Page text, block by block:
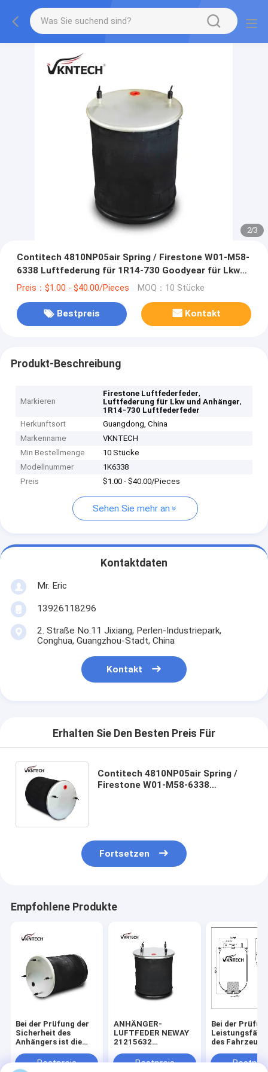
2/3
Contitech 4810NP05air Spring / Firestone W01-M58-
6338 Luftfederung für 1R14-730 Goodyear für Lkw
und Anhänger
Preis：$1.00 - $40.00/Pieces MOQ：10 Stücke
Bestpreis Kontakt
Produkt-Beschreibung
Markieren
Firestone Luftfederfeder,
Luftfederung für Lkw und Anhänger,
1R14-730 Luftfederfeder
Herkunftsort
Guangdong, China
Markenname
VKNTECH
Min Bestellmenge
10 Stücke
Modellnummer
1K6338
Preis
$1.00 - $40.00/Pieces
Sehen Sie mehr an
Kontaktdaten
Mr. Eric
13926118296
2. Straße No.11 Jixiang, Perlen-Industriepark,
Conghua, Guangzhou-Stadt, China
Kontakt
Erhalten Sie Den Besten Preis Für
Contitech 4810NP05air Spring /
Firestone W01-M58-6338
Fortsetzen
Empfohlene Produkte
Bei der Prüfung der
Sicherheit des
Anhängers ist die
Anhängers zu
berücksichtigen.229.0003.00
Bestpreis
ANHÄNGER-
LUFTFEDER NEWAY
21215632
45402002 DAF
Bestpreis
Bei der
des
des